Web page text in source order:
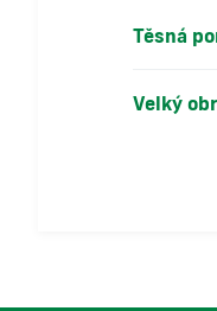
Těsná
Velký